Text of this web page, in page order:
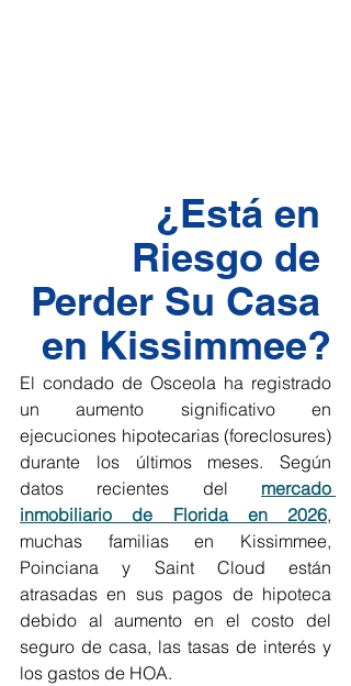
¿Está en
Riesgo de
Perder Su Casa
en Kissimmee?
El condado de Osceola ha registrado
un aumento significativo en
ejecuciones hipotecarias (foreclosures)
durante los últimos meses. Según
datos recientes del mercado
inmobiliario de Florida en 2026,
muchas familias en Kissimmee,
Poinciana y Saint Cloud están
atrasadas en sus pagos de hipoteca
debido al aumento en el costo del
seguro de casa, las tasas de interés y
los gastos de HOA.